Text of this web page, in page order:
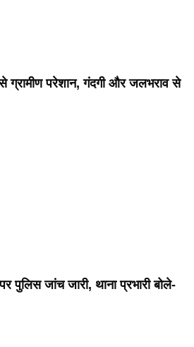
ग्रामीण परेशान, गंदगी और जलभराव से
पुलिस जांच जारी, थाना प्रभारी बोले-